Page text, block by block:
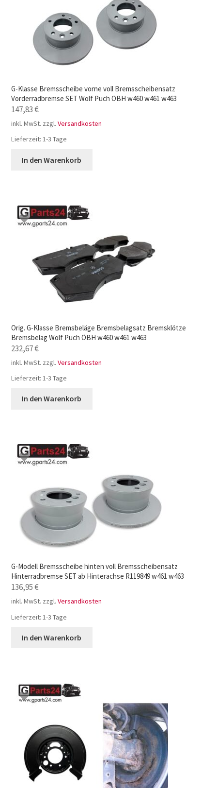
G-Klasse Bremsscheibe vorne voll Bremsscheibensatz
Vorderradbremse SET Wolf Puch ÖBH w460 w461 w463
147,83€
inkl. MwSt. zzgl. Versandkosten
Lieferzeit: 1-3 Tage
In den Warenkorb
Orig. G-Klasse Bremsbeläge Bremsbelagsatz Bremsklötze
Bremsbelag Wolf Puch ÖBH w460 w461 w463
232,67€
inkl. MwSt. zzgl. Versandkosten
Lieferzeit: 1-3 Tage
In den Warenkorb
G-Modell Bremsscheibe hinten voll Bremsscheibensatz
Hinterradbremse SET ab Hinterachse R119849 w461 w463
136,95€
inkl. MwSt. zzgl. Versandkosten
Lieferzeit: 1-3 Tage
In den Warenkorb